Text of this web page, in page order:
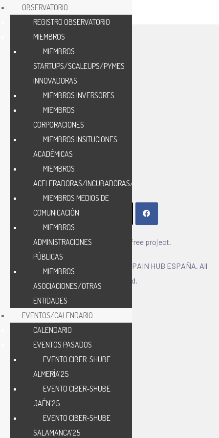
CIBER-SHUBE – A paper free project.
Copyright © 2025 CIBERSECURITY SPAIN HUB ESPAÑA. All
Rights Reserved.
OBSERVATORIO
REGISTRO OBSERVATORIO
MIEMBROS
MIEMBROS
STARTUPS/SCALEUPS/PYMES
INNOVADORAS
MIEMBROS INVERSORES
MIEMBROS
CORPORACIONES
MIEMBROS INSITUCIONES
ACADÉMICAS
MIEMBROS
ACELERADORAS/INCUBADORAS/HUB
MIEMBROS MEDIOS DE
COMUNICACIÓN
MIEMBROS
ADMINISTRACIONES
PÚBLICAS
MIEMBROS
ASOCIACIONES/OTRAS
ENTIDADES
EVENTOS/CALENDARIO
CALENDARIO
EVENTOS PASADOS
EVENTO CIBER-SHUBE
ALMERÍA’25
EVENTO CIBER-SHUBE
JAÉN’25
EVENTO CIBER-SHUBE
SALAMANCA’25